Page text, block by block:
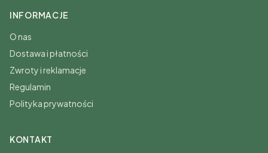
INFORMACJE
O nas
Dostawa i płatności
Zwroty i reklamacje
Regulamin
Polityka prywatności
KONTAKT